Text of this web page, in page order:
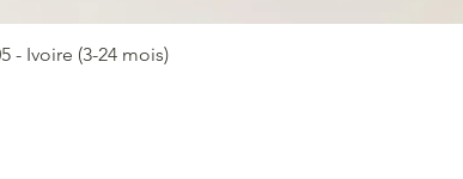
Aperçu rapide
- Ivoire (3-24 mois)